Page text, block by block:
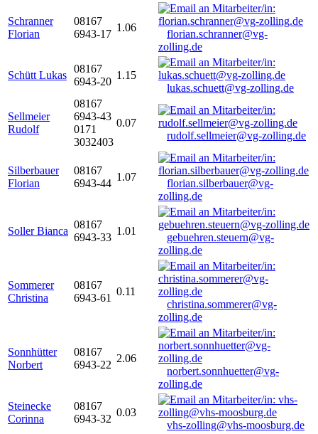
Schranner
Florian
08167
6943-17
1.06
florian.schranner@vg-
zolling.de
Schütt Lukas
08167
6943-20
1.15
lukas.schuett@vg-zolling.de
Sellmeier
Rudolf
08167
6943-43
0171
3032403
0.07
rudolf.sellmeier@vg-zolling.de
Silberbauer
Florian
08167
6943-44
1.07
florian.silberbauer@vg-
zolling.de
Soller Bianca
08167
6943-33
1.01
gebuehren.steuern@vg-
zolling.de
Sommerer
Christina
08167
6943-61
0.11
christina.sommerer@vg-
zolling.de
Sonnhütter
Norbert
08167
6943-22
2.06
norbert.sonnhuetter@vg-
zolling.de
Steinecke
Corinna
08167
6943-32
0.03
vhs-zolling@vhs-moosburg.de